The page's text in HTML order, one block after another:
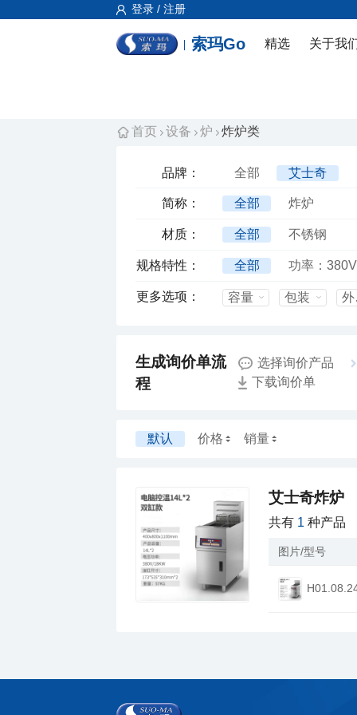
登录 / 注册
索玛Go 精选 关于我
首页 设备 炉 炸炉类
品牌： 全部 艾士奇
简称： 全部 炸炉
材质： 全部 不锈钢
规格特性： 全部 功率：
更多选项： 容量 包装
程
选择询价产品
下载询价单
默认 价格 销量
艾士奇炸炉
共有 1 种产品
图片/型号